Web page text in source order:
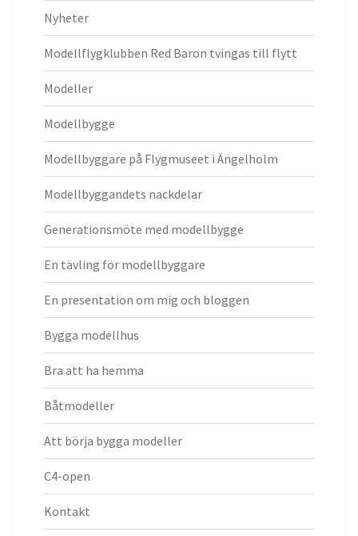
Nyheter
Modellflygklubben Red Baron tvingas till flytt
Modeller
Modellbygge
Modellbyggare på Flygmuseet i Ängelholm
Modellbyggandets nackdelar
Generationsmöte med modellbygge
En tävling för modellbyggare
En presentation om mig och bloggen
Bygga modellhus
Bra att ha hemma
Båtmodeller
Att börja bygga modeller
C4-open
Kontakt